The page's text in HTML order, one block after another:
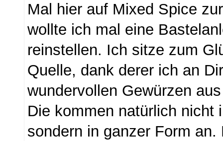
Mal hier auf Mixed Spice
wollte ich mal eine
reinstellen. Ich sitze zum
Quelle, dank derer ich an
wundervollen Gewürzen
Die kommen natürlich nicht
sondern in ganzer Form